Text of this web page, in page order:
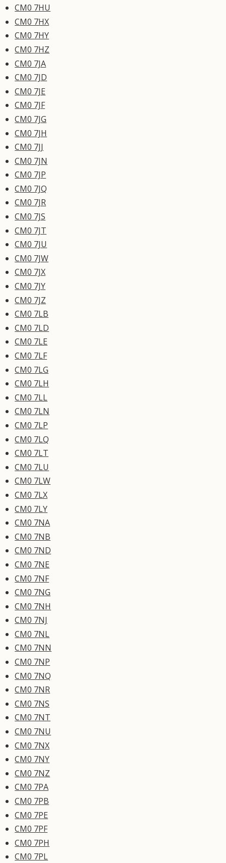
CM0 7HU
CM0 7HX
CM0 7HY
CM0 7HZ
CM0 7JA
CM0 7JD
CM0 7JE
CM0 7JF
CM0 7JG
CM0 7JH
CM0 7JJ
CM0 7JN
CM0 7JP
CM0 7JQ
CM0 7JR
CM0 7JS
CM0 7JT
CM0 7JU
CM0 7JW
CM0 7JX
CM0 7JY
CM0 7JZ
CM0 7LB
CM0 7LD
CM0 7LE
CM0 7LF
CM0 7LG
CM0 7LH
CM0 7LL
CM0 7LN
CM0 7LP
CM0 7LQ
CM0 7LT
CM0 7LU
CM0 7LW
CM0 7LX
CM0 7LY
CM0 7NA
CM0 7NB
CM0 7ND
CM0 7NE
CM0 7NF
CM0 7NG
CM0 7NH
CM0 7NJ
CM0 7NL
CM0 7NN
CM0 7NP
CM0 7NQ
CM0 7NR
CM0 7NS
CM0 7NT
CM0 7NU
CM0 7NX
CM0 7NY
CM0 7NZ
CM0 7PA
CM0 7PB
CM0 7PE
CM0 7PF
CM0 7PH
CM0 7PL